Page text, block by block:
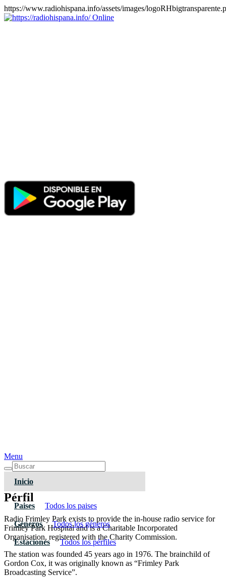
https://www.radiohispana.info/assets/images/
Online
Menu
Inicio
Paises Todos los paises
Géneros Todos los géneros
Estaciones Todos los pérfiles
Pérfil
Radio Frimley Park exists to provide the in-house radio service for
Frimley Park Hospital and is a Charitable Incorporated
Organisation, registered with the Charity Commission.
The station was founded 45 years ago in 1976. The brainchild of
Gordon Cox, it was originally known as “Frimley Park
Broadcasting Service”.